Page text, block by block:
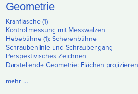
Geometrie
Kranflasche (1)
Kontrollmessung mit Messwalzen
Hebebühne (1): Scherenbühne
Schraubenlinie und Schraubengang
Perspektivisches Zeichnen
Darstellende Geometrie: Flächen projizieren
mehr …